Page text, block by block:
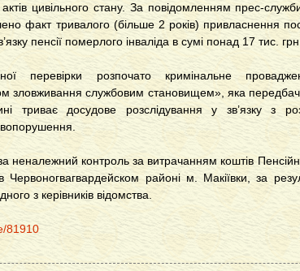
цивільного стану. За повідомленням прес-
факт тривалого (більше 2 років) привласнення
пенсії померлого інваліда в сумі понад 17 тис.
перевірки розпочато кримінальне
зловживання службовим становищем», яка
триває досудове розслідування у зв’язку з
неналежний контроль за витрачанням коштів
районі м. Макіївки, за
з керівників відомства.
81910